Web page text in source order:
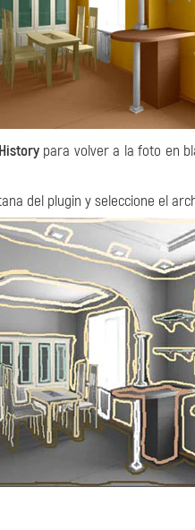
Historypara volver a la foto en
del plugin y seleccione el